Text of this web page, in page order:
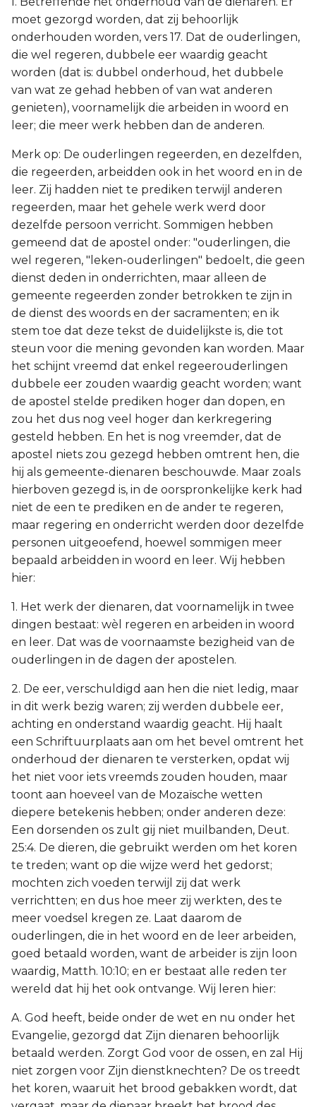
moet gezorgd worden, dat zij behoorlijk
onderhouden worden, vers 17. Dat de ouderlingen,
die wel regeren, dubbele eer waardig geacht
worden (dat is: dubbel onderhoud, het dubbele
van wat ze gehad hebben of van wat anderen
genieten), voornamelijk die arbeiden in woord en
leer; die meer werk hebben dan de anderen.
Merk op: De ouderlingen regeerden, en dezelfden,
die regeerden, arbeidden ook in het woord en in de
leer. Zij hadden niet te prediken terwijl anderen
regeerden, maar het gehele werk werd door
dezelfde persoon verricht. Sommigen hebben
gemeend dat de apostel onder: "ouderlingen, die
wel regeren, "leken-ouderlingen" bedoelt, die geen
dienst deden in onderrichten, maar alleen de
gemeente regeerden zonder betrokken te zijn in
de dienst des woords en der sacramenten; en ik
stem toe dat deze tekst de duidelijkste is, die tot
steun voor die mening gevonden kan worden. Maar
het schijnt vreemd dat enkel regeerouderlingen
dubbele eer zouden waardig geacht worden; want
de apostel stelde prediken hoger dan dopen, en
zou het dus nog veel hoger dan kerkregering
gesteld hebben. En het is nog vreemder, dat de
apostel niets zou gezegd hebben omtrent hen, die
hij als gemeente-dienaren beschouwde. Maar zoals
hierboven gezegd is, in de oorspronkelijke kerk had
niet de een te prediken en de ander te regeren,
maar regering en onderricht werden door dezelfde
personen uitgeoefend, hoewel sommigen meer
bepaald arbeidden in woord en leer. Wij hebben
hier:
1. Het werk der dienaren, dat voornamelijk in twee
dingen bestaat: wèl regeren en arbeiden in woord
en leer. Dat was de voornaamste bezigheid van de
ouderlingen in de dagen der apostelen.
2. De eer, verschuldigd aan hen die niet ledig, maar
in dit werk bezig waren; zij werden dubbele eer,
achting en onderstand waardig geacht. Hij haalt
een Schriftuurplaats aan om het bevel omtrent het
onderhoud der dienaren te versterken, opdat wij
het niet voor iets vreemds zouden houden, maar
toont aan hoeveel van de Mozaïsche wetten
diepere betekenis hebben; onder anderen deze:
Een dorsenden os zult gij niet muilbanden, Deut.
25:4. De dieren, die gebruikt werden om het koren
te treden; want op die wijze werd het gedorst;
mochten zich voeden terwijl zij dat werk
verrichtten; en dus hoe meer zij werkten, des te
meer voedsel kregen ze. Laat daarom de
ouderlingen, die in het woord en de leer arbeiden,
goed betaald worden, want de arbeider is zijn loon
waardig, Matth. 10:10; en er bestaat alle reden ter
wereld dat hij het ook ontvange. Wij leren hier:
A. God heeft, beide onder de wet en nu onder het
Evangelie, gezorgd dat Zijn dienaren behoorlijk
betaald werden. Zorgt God voor de ossen, en zal Hij
niet zorgen voor Zijn dienstknechten? De os treedt
het koren, waaruit het brood gebakken wordt, dat